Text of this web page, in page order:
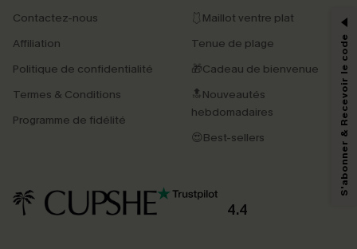
Contactez-nous
Affiliation
Politique de confidentialité
Termes & Conditions
Programme de fidélité
🩱Maillot ventre plat
Tenue de plage
🎁Cadeau de bienvenue
🔝Nouveautés
hebdomadaires
😍Best-sellers
4.4
-15% dès 2 Achetés par E-mail
*Un code par commande, valable une seule fois.
En soumettant votre adresse e-mail, vous acceptez de recevoir des e-mails
marketing (y compris du contenu généré par l'IA) de Cupshe et
reconnaissez avoir pris connaissance de nos
pouvons utiliser les données collectées sur notre site ainsi que des
produits susceptibles de vous intéresser, conformément à notre
Politique de
confidentialité
. Vous pouvez vous désabonner à tout moment.
S'abonner & Recevoir le code